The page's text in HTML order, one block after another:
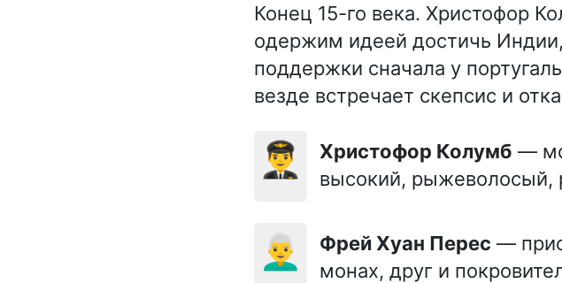
Конец 15-го века. Христофор
одержим идеей достичь
поддержки сначала у
везде встречает скепсис и
👨‍✈️ Христофор Колумб —
высокий, рыжеволосый,
👨‍🦳 Фрей Хуан Перес —
монах, друг и